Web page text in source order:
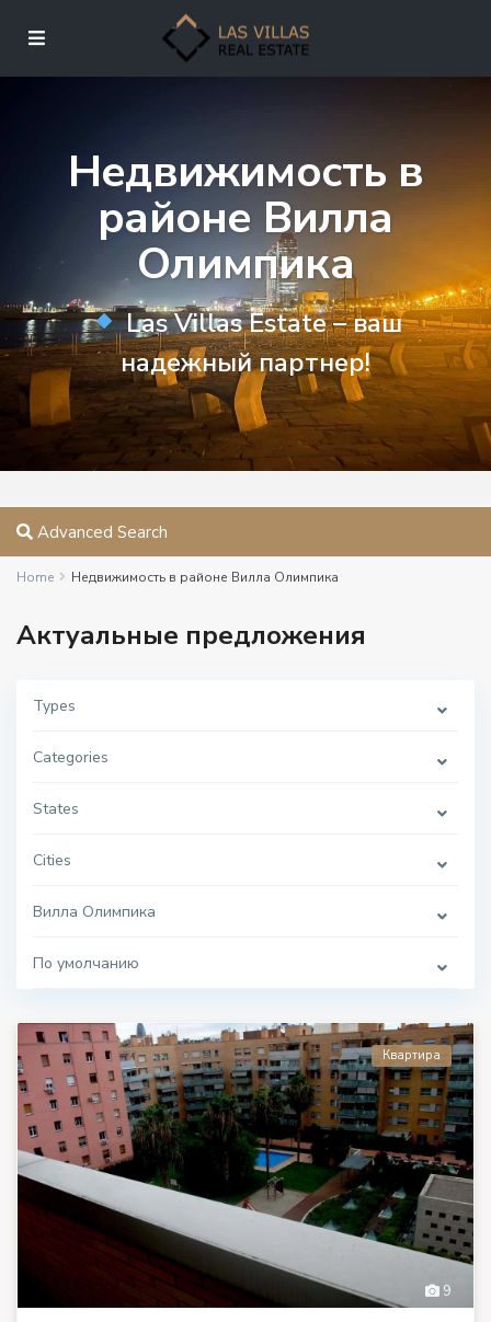
Недвижимость в
районе Вилла
Олимпика
Las Villas Estate – ваш
надежный партнер!
Advanced Search
Home Недвижимость в районе Вилла Олимпика
Актуальные предложения
Types
Categories
States
Cities
Вилла Олимпика
По умолчанию
9
Квартира